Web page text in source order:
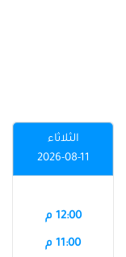
الثلاثاء
2026-08-11
12:00 م
11:00 م